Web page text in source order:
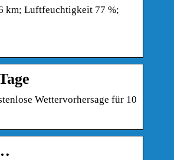
km; Luftfeuchtigkeit 77 %;
Wettervorhersage für 10